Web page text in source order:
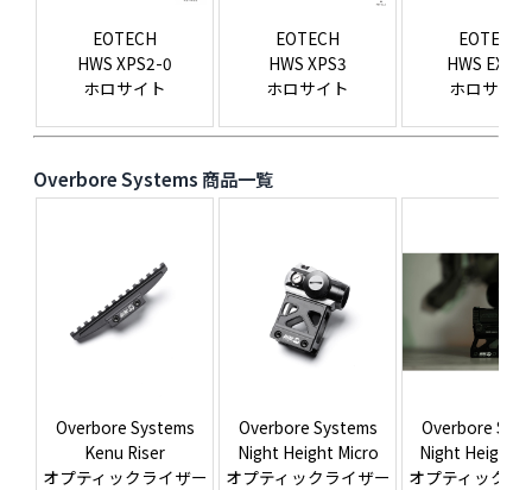
EOTECH
HWS XPS2-0
ホロサイト
EOTECH
HWS XPS3
ホロサイト
EOTECH
HWS
ホロサイト
Overbore Systems 商品一覧
Overbore Systems
Kenu Riser
オプティックライザー
Overbore Systems
Night Height Micro
オプティックライザー
Overbore
Night Height
オプティックラ